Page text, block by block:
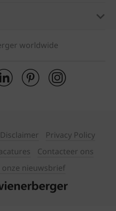
worldwide
Disclaimer
Privacy Policy
Contacteer ons
nieuwsbrief